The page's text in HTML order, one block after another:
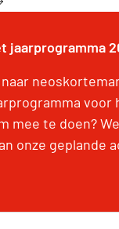
jaarprogramma
voor
mee te doen?
onze geplande